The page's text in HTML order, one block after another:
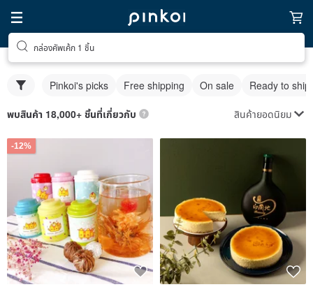
กล่องคัพเค้ก 1 ชิ้น
Pinkoi's picks Free shipping On sale Ready to ship
พบสินค้า 18,000+ ชิ้นที่เกี่ยวกับ สินค้ายอดนิยม
-12%